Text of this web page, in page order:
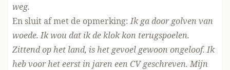
weg.
En sluit af met de opmerking:Ik ga door golven van
woede. Ik wou dat ik de klok kon terugspoelen.
Zittend op het land, is het gevoel gewoon ongeloof. Ik
heb voor het eerst in jaren een CV geschreven. Mijn